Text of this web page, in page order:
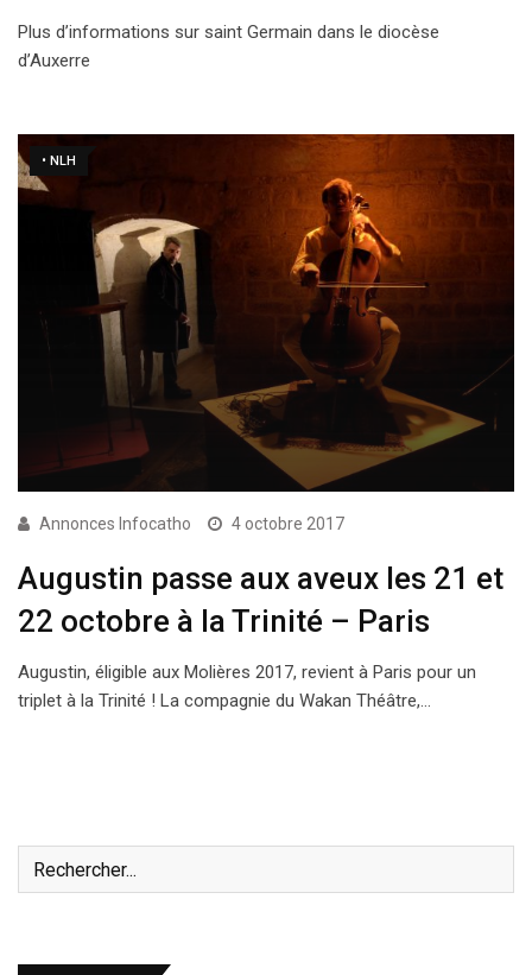
Plus d’informations sur saint Germain dans le diocèse
d’Auxerre
• NLH
Annonces Infocatho 4 octobre 2017
Augustin passe aux aveux les 21 et
22 octobre à la Trinité – Paris
Augustin, éligible aux Molières 2017, revient à Paris pour un
triplet à la Trinité ! La compagnie du Wakan Théâtre,…